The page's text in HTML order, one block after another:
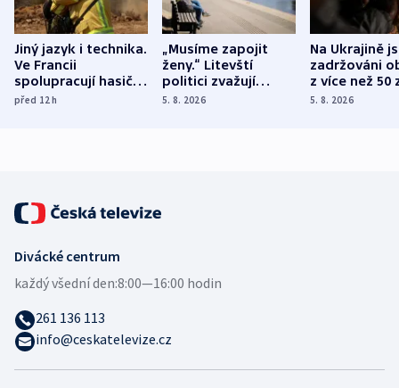
Jiný jazyk i technika.
Ve Francii
spolupracují hasiči z
různých zemí
před 12h
„Musíme zapojit
ženy.“ Litevští
politici zvažují
dohodu o
5. 8. 2026
Na Ukrajině
zadržováni
z více než 50
Bojovali na
5. 8. 2026
Divácké centrum
každý všední den:8:00—16:00 hodin
261 136 113
info@ceskatelevize.cz